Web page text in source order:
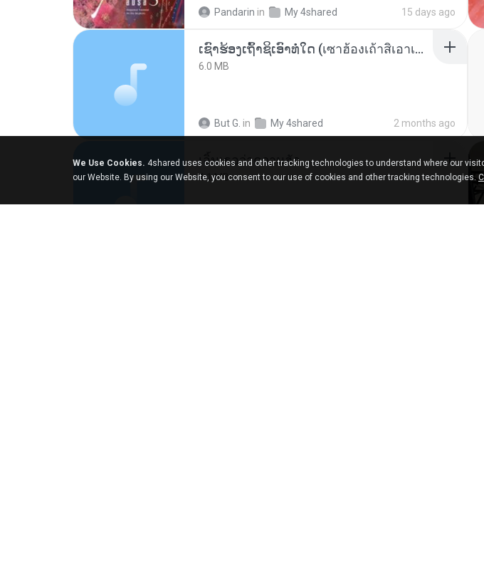
Pandarin in My 4shared 15 days ago
ເຊົາຮ້ອງເຖົ້າຊິເອົາທໍ່ໃດ (เซาฮ้องเถ้าสิเอาเท่าใด) ບຸນເກີດ ຫນູຫ່ວງ ft. ໂສພາ ຈຸນທະລາ
6.0 MB
But G. in My 4shared 2 months ago
เอิ้นเธอว่าความฮัก
4.1 MB
We Use Cookies. 4shared uses cookies and other tracking technologies to understand where our
our Website. By using our Website, you consent to our use of cookies and other tracking technologies.